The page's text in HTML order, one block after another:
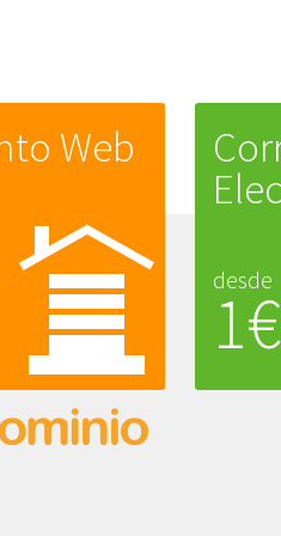
Web
desde
1€